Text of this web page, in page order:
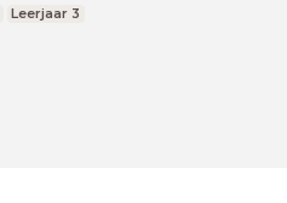
Leerjaar 3